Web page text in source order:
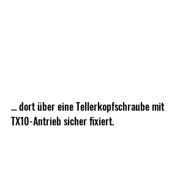
... dort über eine Tellerkopfschraube mit
TX10-Antrieb sicher fixiert.